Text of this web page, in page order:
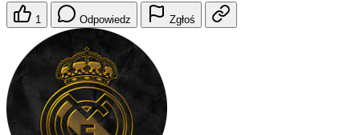
1 Odpowiedz Zgłoś